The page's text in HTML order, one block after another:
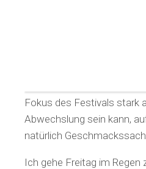
Fokus des Festivals stark
Abwechslung sein kann,
natürlich
Ich gehe Freitag im Regen